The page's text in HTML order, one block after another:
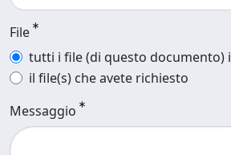
File
tutti i file (di questo documento)
il file(s) che avete richiesto
Messaggio